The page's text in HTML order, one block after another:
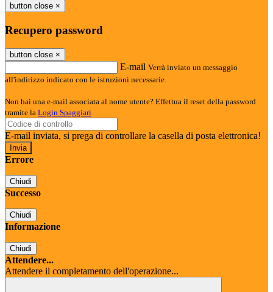
button close ×
Recupero password
button close ×
E-mail Verrà inviato un messaggio
all'indirizzo indicato con le istruzioni necessarie.
Non hai una e-mail associata al nome utente? Effettua il reset della password
tramite la Login Spaggiari
E-mail inviata, si prega di controllare la casella di posta elettronica!
Errore
Chiudi
Successo
Chiudi
Informazione
Chiudi
Attendere...
Attendere il completamento dell'operazione...